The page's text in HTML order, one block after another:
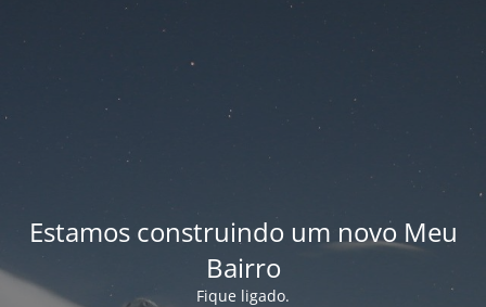
Estamos construindo um novo Meu
Bairro
Fique ligado.